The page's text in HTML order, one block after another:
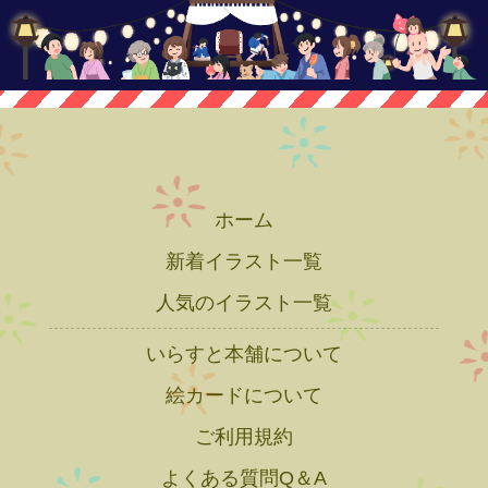
ホーム
新着イラスト一覧
人気のイラスト一覧
いらすと本舗について
絵カードについて
ご利用規約
よくある質問Q＆A